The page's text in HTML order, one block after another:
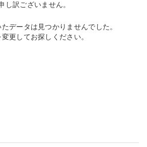
し訳ございません。
データは見つかりませんでした。
更してお探しください。